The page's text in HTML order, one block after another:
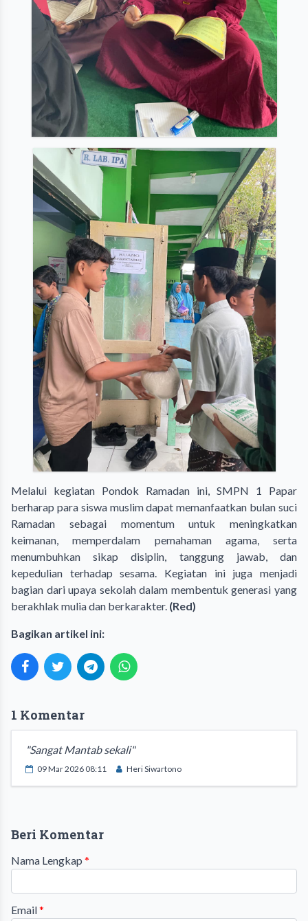
Melalui kegiatan Pondok Ramadan ini, SMPN 1 Papar
berharap para siswa muslim dapat memanfaatkan bulan suci
Ramadan sebagai momentum untuk meningkatkan
keimanan, memperdalam pemahaman agama, serta
menumbuhkan sikap disiplin, tanggung jawab, dan
kepedulian terhadap sesama. Kegiatan ini juga menjadi
bagian dari upaya sekolah dalam membentuk generasi yang
berakhlak mulia dan berkarakter. (Red)
Bagikan artikel ini:
1 Komentar
"Sangat Mantab sekali"
09 Mar 2026 08:11 Heri Siwartono
Beri Komentar
Nama Lengkap *
Email*